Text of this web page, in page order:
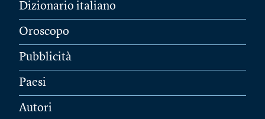
Dizionario italiano
Oroscopo
Pubblicità
Paesi
Autori